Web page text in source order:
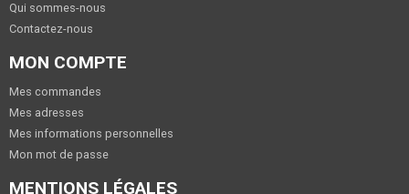
Qui sommes-nous
Contactez-nous
MON COMPTE
Mes commandes
Mes adresses
Mes informations personnelles
Mon mot de passe
MENTIONS LÉGALES